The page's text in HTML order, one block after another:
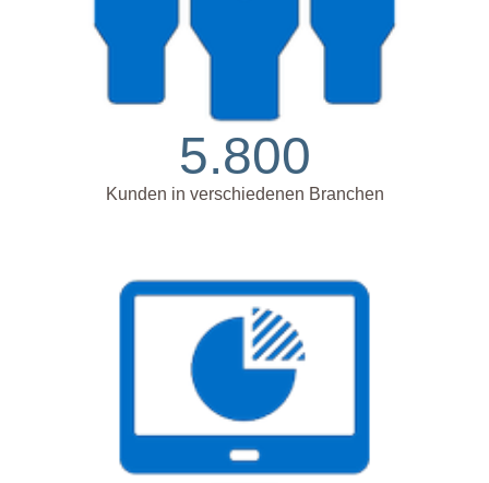
5.800
Kunden in verschiedenen Branchen